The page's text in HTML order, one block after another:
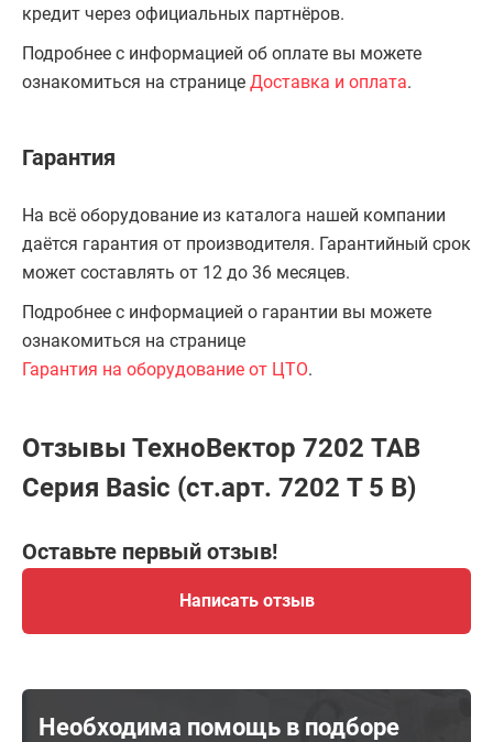
кредит через официальных партнёров.
Подробнее с информацией об оплате вы можете
ознакомиться на странице Доставка и оплата.
Гарантия
На всё оборудование из каталога нашей компании
даётся гарантия от производителя. Гарантийный срок
может составлять от 12 до 36 месяцев.
Подробнее с информацией о гарантии вы можете
ознакомиться на странице
Гарантия на оборудование от ЦТО.
Отзывы ТехноВектор 7202 TAB
Серия Basic (ст.арт. 7202 T 5 B)
Оставьте первый отзыв!
Написать отзыв
Необходима помощь в подборе